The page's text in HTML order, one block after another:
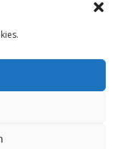
leren van
op